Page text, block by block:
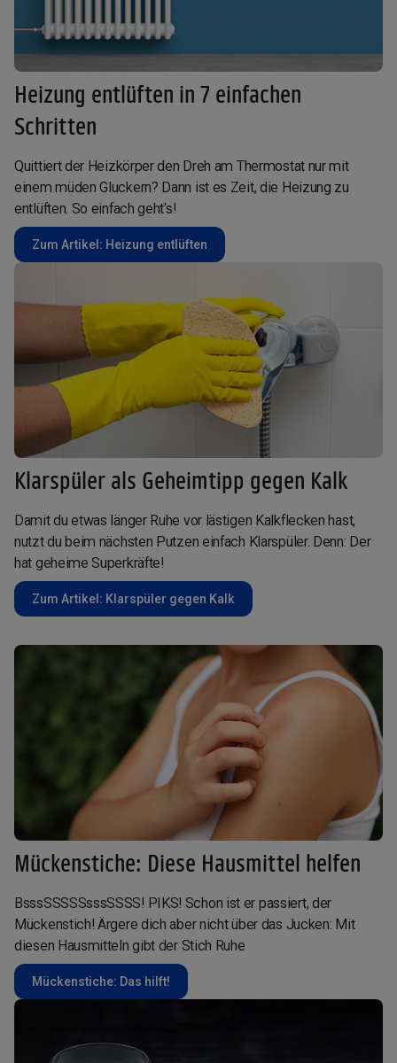
Heizung entlüften in 7 einfachen
Schritten
Quittiert der Heizkörper den Dreh am Thermostat nur mit
einem müden Gluckern? Dann ist es Zeit, die Heizung zu
entlüften. So einfach geht's!
Zum Artikel: Heizung entlüften
Klarspüler als Geheimtipp gegen Kalk
Damit du etwas länger Ruhe vor lästigen Kalkflecken hast,
nutzt du beim nächsten Putzen einfach Klarspüler. Denn: Der
hat geheime Superkräfte!
Zum Artikel: Klarspüler gegen Kalk
Mückenstiche: Diese Hausmittel helfen
BsssSSSSSsssSSSS! PIKS! Schon ist er passiert, der
Mückenstich! Ärgere dich aber nicht über das Jucken: Mit
diesen Hausmitteln gibt der Stich Ruhe
Mückenstiche: Das hilft!